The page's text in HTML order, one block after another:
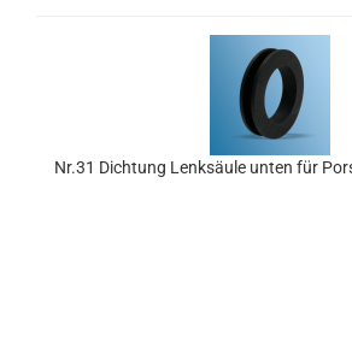
Nr.31 Dichtung Lenksäule unten für